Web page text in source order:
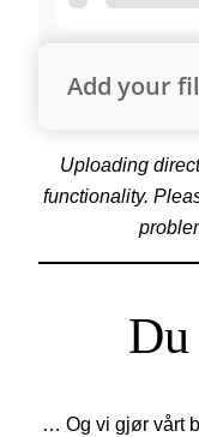
Add your
Uploading
functionality.
… Og vi gjør vårt